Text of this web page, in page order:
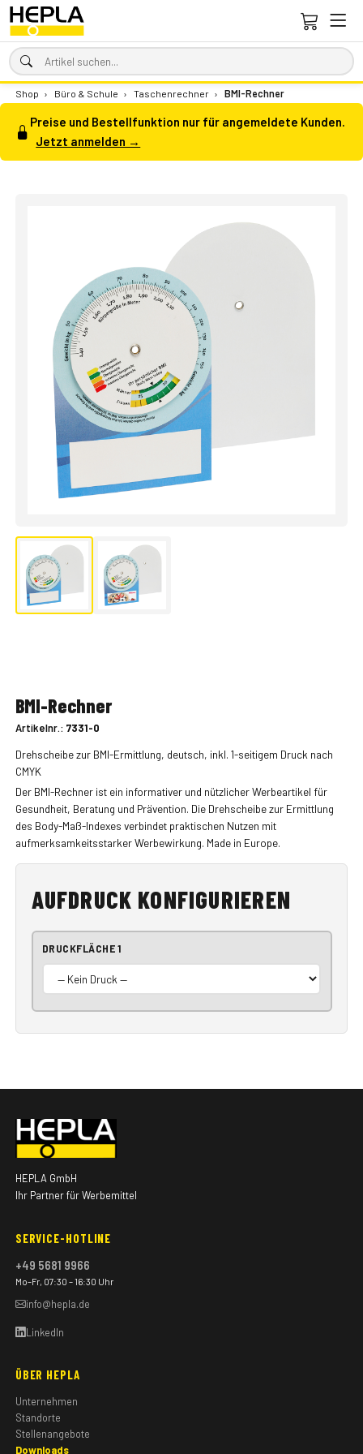
Shop › Büro & Schule › Taschenrechner › BMI-Rechner
Preise und Bestellfunktion nur für angemeldete Kunden.
Jetzt anmelden →
BMI-Rechner
Artikelnr.: 7331-0
Drehscheibe zur BMI-Ermittlung, deutsch, inkl. 1-seitigem Druck nach
CMYK
Der BMI-Rechner ist ein informativer und nützlicher Werbeartikel für
Gesundheit, Beratung und Prävention. Die Drehscheibe zur Ermittlung
des Body-Maß-Indexes verbindet praktischen Nutzen mit
aufmerksamkeitsstarker Werbewirkung. Made in Europe.
AUFDRUCK KONFIGURIEREN
DRUCKFLÄCHE 1
HEPLA GmbH
Ihr Partner für Werbemittel
SERVICE-HOTLINE
+49 5681 9966
Mo–Fr, 07:30 – 16:30 Uhr
info@hepla.de
LinkedIn
ÜBER HEPLA
Unternehmen
Standorte
Stellenangebote
Downloads